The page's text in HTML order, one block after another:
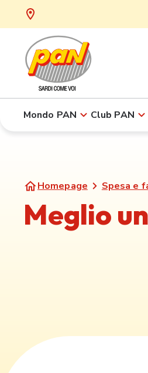
Mondo PAN Club PAN
Homepage Spesa e
Meglio